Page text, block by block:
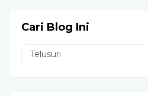
Cari Blog Ini